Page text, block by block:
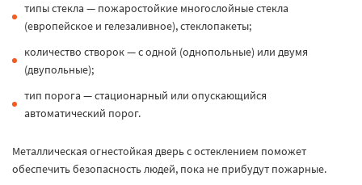
типы стекла — пожаростойкие многослойные стекла
(европейское и гелезаливное), стеклопакеты;
количество створок — с одной (однопольные) или двумя
(двупольные);
тип порога — стационарный или опускающийся
автоматический порог.
Металлическая огнестойкая дверь с остеклением поможет
обеспечить безопасность людей, пока не прибудут пожарные.